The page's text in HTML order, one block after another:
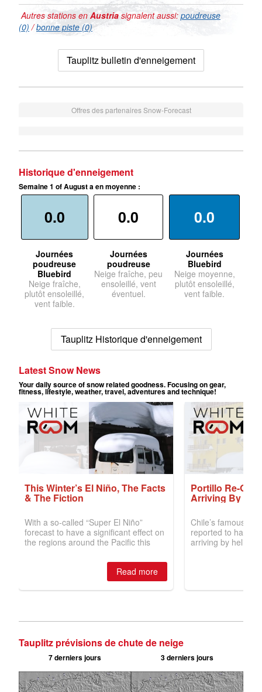
Autres stations enAustriasignalent aussi: poudreuse
(0) /bonne piste (0)
Tauplitz bulletin d'enneigement
Offres des partenaires Snow-Forecast
Historique d'enneigement
Semaine 1 of August a en moyenne :
0.0
Journées
poudreuse
Bluebird
Neige fraîche,
plutôt ensoleillé,
vent faible.
0.0
Journées
poudreuse
Neige fraîche, peu
ensoleillé, vent
éventuel.
0.0
Journées
Bluebird
Neige moyenne,
plutôt ensoleillé,
vent faible.
Tauplitz Historique d'enneigement
Tauplitz prévisions de chute de neige
7 derniers jours 3 derniers jours